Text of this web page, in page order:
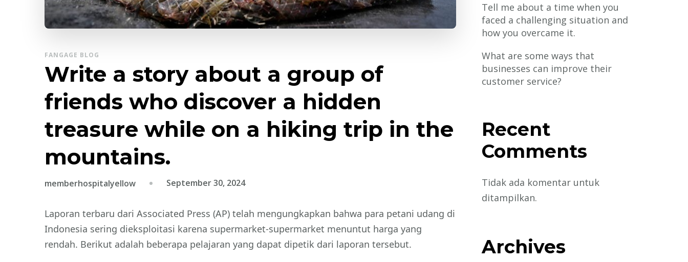
FANGAGE BLOG
Write a story about a group of
friends who discover a hidden
treasure while on a hiking trip in the
mountains.
memberhospitalyellow September 30, 2024
Laporan terbaru dari Associated Press (AP) telah mengungkapkan bahwa para petani udang di
Indonesia sering dieksploitasi karena supermarket-supermarket menuntut harga yang
rendah. Berikut adalah beberapa pelajaran yang dapat dipetik dari laporan tersebut.
Tell me about a time when you
faced a challenging situation and
how you overcame it.
What are some ways that
businesses can improve their
customer service?
Recent
Comments
Tidak ada komentar untuk
ditampilkan.
Archives